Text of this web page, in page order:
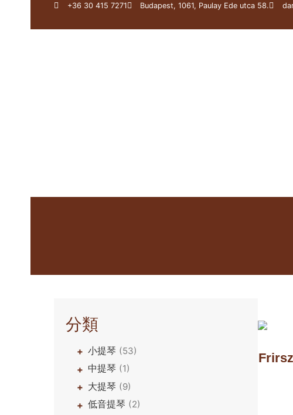
+36 30 415 7271 Budapest, 1061, Paulay Ede utca 58.
分類
+ 小提琴 (53)
+ 中提琴 (1)
+ 大提琴 (9)
+ 低音提琴 (2)